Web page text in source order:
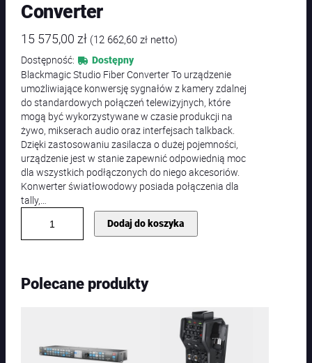
Converter
15 575,00zł (12 662,60zł netto)
Dostępność:
Dostępny
Blackmagic Studio Fiber Converter To urządzenie
umożliwiające konwersję sygnałów z kamery zdalnej
do standardowych połączeń telewizyjnych, które
mogą być wykorzystywane w czasie produkcji na
żywo, mikserach audio oraz interfejsach talkback.
Dzięki zastosowaniu zasilacza o dużej pojemności,
urządzenie jest w stanie zapewnić odpowiednią moc
dla wszystkich podłączonych do niego akcesoriów.
Konwerter światłowodowy posiada połączenia dla
tally,…
o
B
Dodaj do koszyka
Polecane produkty